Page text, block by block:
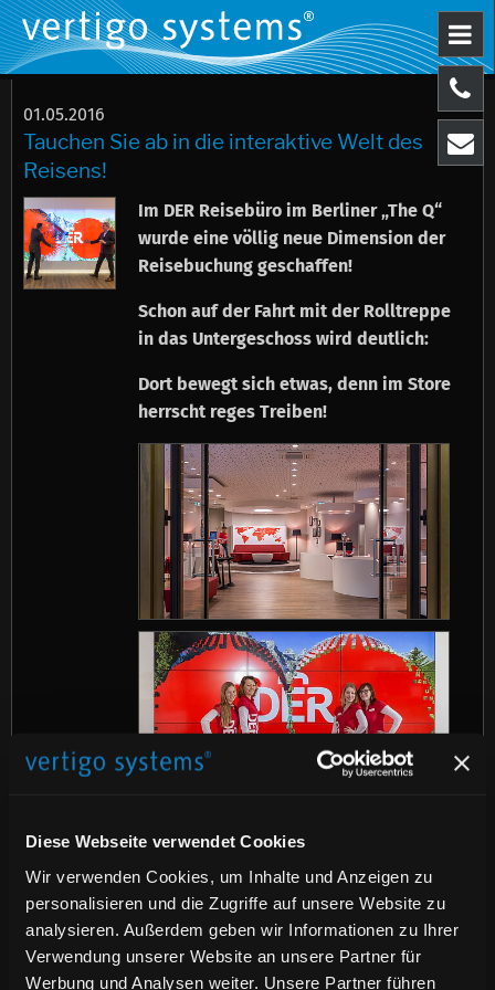
Diese Webseite verwendet Cookies
Wir verwenden Cookies, um Inhalte und Anzeigen zu
personalisieren und die Zugriffe auf unsere Website zu
analysieren. Außerdem geben wir Informationen zu Ihrer
Verwendung unserer Website an unsere Partner für
Werbung und Analysen weiter. Unsere Partner führen
01.05.2016
Tauchen Sie ab in die interaktive Welt des
Reisens!
Im DER Reisebüro im Berliner „The Q“
wurde eine völlig neue Dimension der
Reisebuchung geschaffen!
Schon auf der Fahrt mit der Rolltreppe
in das Untergeschoss wird deutlich:
Dort bewegt sich etwas, denn im Store
herrscht reges Treiben!
vertigo systems GmbH
gleich drei Installationen glänzen:
Im Eingangsbereich ragt die interaktive